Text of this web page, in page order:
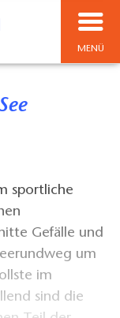
MENÜ
sportliche
Gefälle und
um
im
sind die